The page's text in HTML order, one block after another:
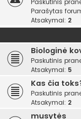
Paskutinis
Parašytas
Atsakymai: 2
Biologinė
Paskutinis
Atsakymai: 5
Kas čia
Paskutinis
Atsakymai: 2
musytės